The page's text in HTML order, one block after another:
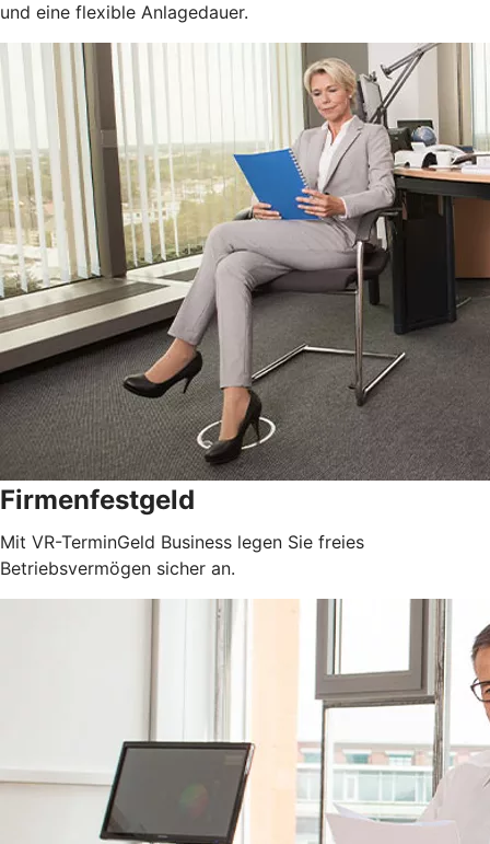
und eine flexible Anlagedauer.
Firmenfestgeld
Mit VR-TerminGeld Business legen Sie freies
Betriebsvermögen sicher an.